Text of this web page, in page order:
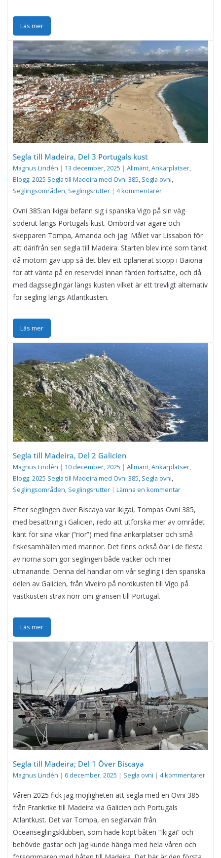
Läs mer
Segla till Madeira, Del 3 Portugals kust
Magnus Lindén | 13 december, 2025 | Allmänt Ankarplatser
Blogg: 2025 Segla till Madeira med Ovni 385 Segla ovni
Seglingsområden Seglingsrutter | 4 kommentarer
Ovni 385:an Ikigai befann sig i spanska Vigo på sin väg
söderut längs Portugals kust. Ombord var ägare och
skepparen Tompa, Amanda och jag. Målet var Lissabon för
att därifrån sen segla till Madeira. Starten blev inte som tänkt
då motorn gav upp så det blev ett oplanerat stopp i Baiona
för att vänta på en reservdel innan färden fortsatte, och då
med dagsseglingar längs kusten vilket är ett trevligt alternativ
för segling längs Atlantkusten.
Läs mer
Segla till Madeira, Del 2 Galicien
Magnus Lindén | 10 december, 2025 | Allmänt,Ankarplatser,
Blogg: 2025 Segla till Madeira med Ovni 385, Segla ovni,
Seglingsområden, Seglingsrutter | Lämna en kommentar
Efter seglingen över Biscaya var Ikigai, Tompas Ovni 385,
med besättning i Galicien, redo att utforska mer av området
känt för sina vikar (“rior”) med fina ankarplatser och små
fiskesamhällen med marinor. Det finns också öar i de flesta
av riorna som gör seglingen både vacker och mer
utmanande. Denna del handlar om vår segling i den spanska
delen av Galicien, från Viveiro på nordkusten till Vigo på
västkusten strax norr om gränsen till Portugal.
Läs mer
Segla till Madeira; Del 1 Över Biscaya
Magnus Lindén | 6 december, 2025 | Segla ovni | 4 kommentarer
Våren 2025 fick jag möjligheten att segla med en Ovni 385
från Frankrike till Madeira via Galicien och Portugals
Atlantkust. Det var Tompa, en seglarvän från
Oceanseglingsklubben, som hade köpt båten “Ikigai” och
behövde gastar och jag kunde hänga med hela våren och